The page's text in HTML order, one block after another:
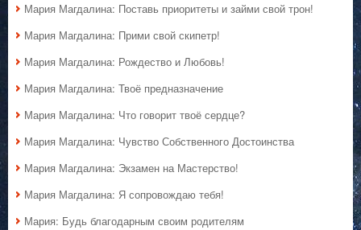
Мария Магдалина: Поставь приоритеты и займи свой трон!
Мария Магдалина: Прими свой скипетр!
Мария Магдалина: Рождество и Любовь!
Мария Магдалина: Твоё предназначение
Мария Магдалина: Что говорит твоё сердце?
Мария Магдалина: Чувство Собственного Достоинства
Мария Магдалина: Экзамен на Мастерство!
Мария Магдалина: Я сопровождаю тебя!
Мария: Будь благодарным своим родителям